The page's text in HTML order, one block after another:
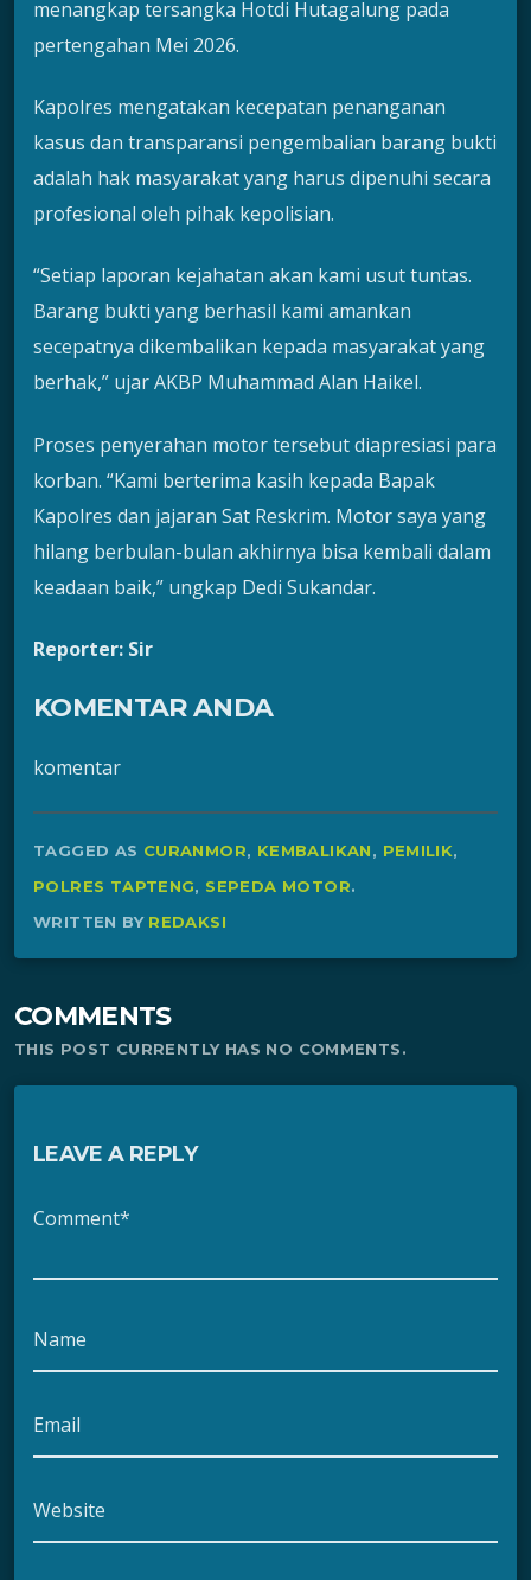
menangkap tersangka Hotdi Hutagalung pada
pertengahan Mei 2026.
Kapolres mengatakan kecepatan penanganan
kasus dan transparansi pengembalian barang bukti
adalah hak masyarakat yang harus dipenuhi secara
profesional oleh pihak kepolisian.
“Setiap laporan kejahatan akan kami usut tuntas.
Barang bukti yang berhasil kami amankan
secepatnya dikembalikan kepada masyarakat yang
berhak,” ujar AKBP Muhammad Alan Haikel.
Proses penyerahan motor tersebut diapresiasi para
korban. “Kami berterima kasih kepada Bapak
Kapolres dan jajaran Sat Reskrim. Motor saya yang
hilang berbulan-bulan akhirnya bisa kembali dalam
keadaan baik,” ungkap Dedi Sukandar.
Reporter: Sir
KOMENTAR ANDA
komentar
TAGGED AS CURANMOR, KEMBALIKAN, PEMILIK,
POLRES TAPTENG, SEPEDA MOTOR.
WRITTEN BY REDAKSI
COMMENTS
THIS POST CURRENTLY HAS NO COMMENTS.
LEAVE A REPLY
Comment*
Name
Email
Website